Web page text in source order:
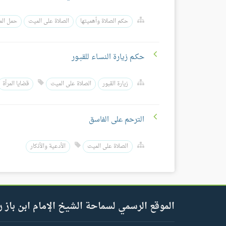
حكم الصلاة وأهميتها الصلاة على الميت حمل
حكـم زيارة النسـاء للقبـور
زيارة القبور الصلاة على الميت قضايا المرأة
الترحم على الفاسق
الصلاة على الميت الأدعية والأذكار
الموقع الرسمي لسماحة الشيخ الإمام ابن باز